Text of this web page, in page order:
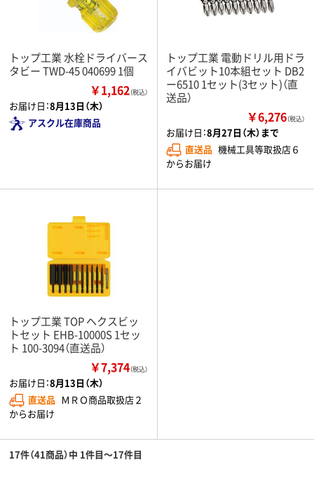
トップ工業 水栓ドライバース
タビー TWD-45 040699 1個
￥1,162（税込）
お届け日：8月13日（木）
アスクル在庫商品
トップ工業 電動ドリル用ドラ
イバビット10本組セット DB2
ー6510 1セット(3セット)（直
送品）
￥6,276（税込）
お届け日：8月27日（木）まで
直送品 機械工具等取扱店６
からお届け
トップ工業 TOP ヘクスビッ
トセット EHB-10000S 1セッ
ト 100-3094（直送品）
￥7,374（税込）
お届け日：8月13日（木）
直送品 ＭＲＯ商品取扱店２
からお届け
17件（41商品）中 1件目～17件目